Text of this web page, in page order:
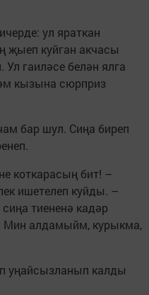
ул яраткан
җыеп куйган акчасы
Ул гаиләсе белән ялга
кызына сюрприз
бар шул. Сиңа биреп
коткарасың бит! –
ишетелеп куйды. –
тиененә кадәр
Мин алдамыйм, курыкма,
уңайсызланып калды